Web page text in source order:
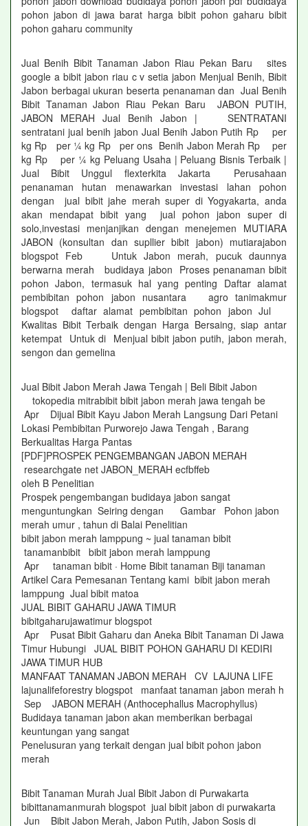
pohon jabon di jawa barat harga bibit pohon gaharu bibit
pohon gaharu community
Jual Benih Bibit Tanaman Jabon Riau Pekan Baru sites
google a bibit jabon riau c v setia jabon Menjual Benih, Bibit
Jabon berbagai ukuran beserta penanaman dan Jual Benih
Bibit Tanaman Jabon Riau Pekan Baru JABON PUTIH,
JABON MERAH Jual Benih Jabon | SENTRATANI
sentratani jual benih jabon Jual Benih Jabon Putih Rp per
kg Rp per ¼ kg Rp per ons Benih Jabon Merah Rp per
kg Rp per ¼ kg Peluang Usaha | Peluang Bisnis Terbaik |
Jual Bibit Unggul flexterkita Jakarta Perusahaan
penanaman hutan menawarkan investasi lahan pohon
dengan jual bibit jahe merah super di Yogyakarta, anda
akan mendapat bibit yang jual pohon jabon super di
solo,investasi menjanjikan dengan menejemen MUTIARA
JABON (konsultan dan supllier bibit jabon) mutiarajabon
blogspot Feb Untuk Jabon merah, pucuk daunnya
berwarna merah budidaya jabon Proses penanaman bibit
pohon Jabon, termasuk hal yang penting Daftar alamat
pembibitan pohon jabon nusantara agro tanimakmur
blogspot daftar alamat pembibitan pohon jabon Jul
Kwalitas Bibit Terbaik dengan Harga Bersaing, siap antar
ketempat Untuk di Menjual bibit jabon putih, jabon merah,
sengon dan gemelina
Jual Bibit Jabon Merah Jawa Tengah | Beli Bibit Jabon
tokopedia mitrabibit bibit jabon merah jawa tengah be
Apr Dijual Bibit Kayu Jabon Merah Langsung Dari Petani
Lokasi Pembibitan Purworejo Jawa Tengah , Barang
Berkualitas Harga Pantas
[PDF]PROSPEK PENGEMBANGAN JABON MERAH
researchgate net JABON_MERAH ecfbffeb
oleh B Penelitian
Prospek pengembangan budidaya jabon sangat
menguntungkan Seiring dengan Gambar Pohon jabon
merah umur , tahun di Balai Penelitian
bibit jabon merah lamppung ~ jual tanaman bibit
tanamanbibit bibit jabon merah lamppung
Apr tanaman bibit · Home Bibit tanaman Biji tanaman
Artikel Cara Pemesanan Tentang kami bibit jabon merah
lamppung Jual bibit matoa
JUAL BIBIT GAHARU JAWA TIMUR
bibitgaharujawatimur blogspot
Apr Pusat Bibit Gaharu dan Aneka Bibit Tanaman Di Jawa
Timur Hubungi JUAL BIBIT POHON GAHARU DI KEDIRI
JAWA TIMUR HUB
MANFAAT TANAMAN JABON MERAH CV LAJUNA LIFE
lajunalifeforestry blogspot manfaat tanaman jabon merah h
Sep JABON MERAH (Anthocephallus Macrophyllus)
Budidaya tanaman jabon akan memberikan berbagai
keuntungan yang sangat
Penelusuran yang terkait dengan jual bibit pohon jabon
merah
Bibit Tanaman Murah Jual Bibit Jabon di Purwakarta
bibittanamanmurah blogspot jual bibit jabon di purwakarta
Jun Bibit Jabon Merah, Jabon Putih, Jabon Sosis di